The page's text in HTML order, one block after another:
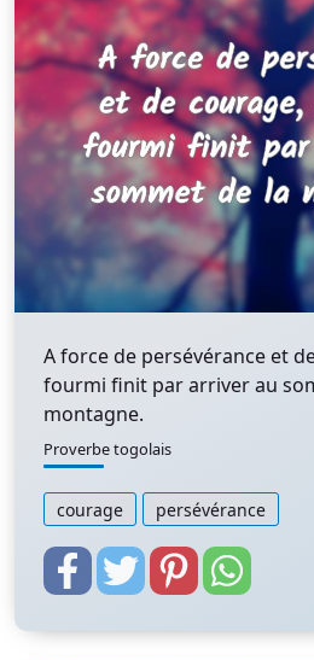
A force de persévérance et
fourmi finit par arriver au
montagne.
Proverbe togolais
courage persévérance